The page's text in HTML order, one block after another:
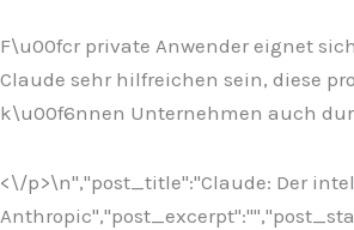
F\u00fcr private Anwender eignet
Claude sehr hilfreichen sein, diese
k\u00f6nnen Unternehmen auch
<\/p>\n","post_title":"Claude: Der